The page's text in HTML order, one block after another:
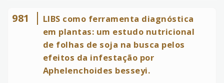
981
LIBS como ferramenta diagnóstica
em plantas: um estudo nutricional
de folhas de soja na busca pelos
efeitos da infestação por
Aphelenchoides besseyi.